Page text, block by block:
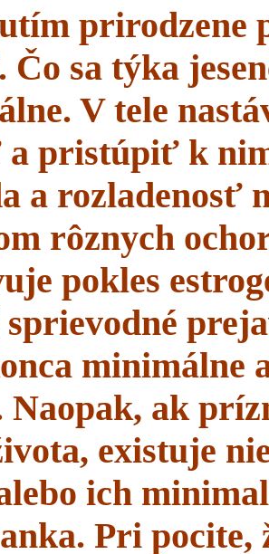
prirodzene
sa týka
V tele
pristúpiť k
a
rôznych
pokles
minimálne
Naopak, ak
existuje
ich
Pri